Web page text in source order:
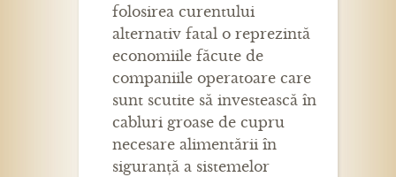
folosirea curentului
alternativ fatal o reprezintă
economiile făcute de
companiile operatoare care
sunt scutite să investească în
cabluri groase de cupru
necesare alimentării în
siguranță a sistemelor